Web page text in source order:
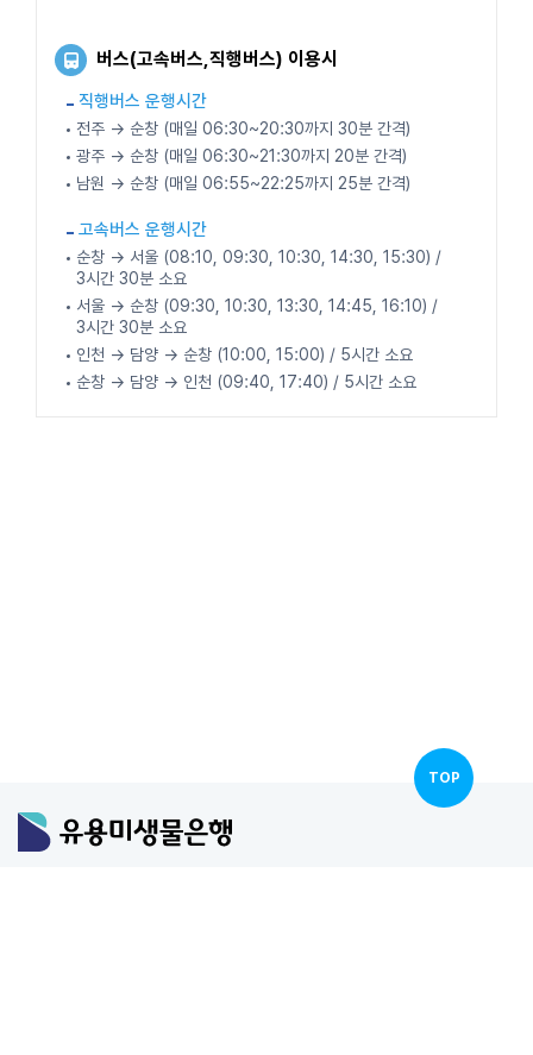
버스(고속버스,직행버스) 이용시
직행버스 운행시간
전주 → 순창 (매일 06:30~20:30까지 30분 간격)
광주 → 순창 (매일 06:30~21:30까지 20분 간격)
남원 → 순창 (매일 06:55~22:25까지 25분 간격)
고속버스 운행시간
순창 → 서울 (08:10, 09:30, 10:30, 14:30, 15:30) /
3시간 30분 소요
서울 → 순창 (09:30, 10:30, 13:30, 14:45, 16:10) /
3시간 30분 소요
인천 → 담양 → 순창 (10:00, 15:00) / 5시간 소요
순창 → 담양 → 인천 (09:40, 17:40) / 5시간 소요
TOP